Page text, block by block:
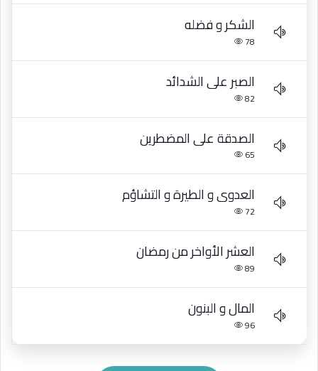
الشكر و فضله
78
الصبر على الشدائد
82
الصدقة على المضطرين
65
العدوى و الطيرة و التشاؤم
72
العشر الأواخر من رمضان
89
المال و البنون
96